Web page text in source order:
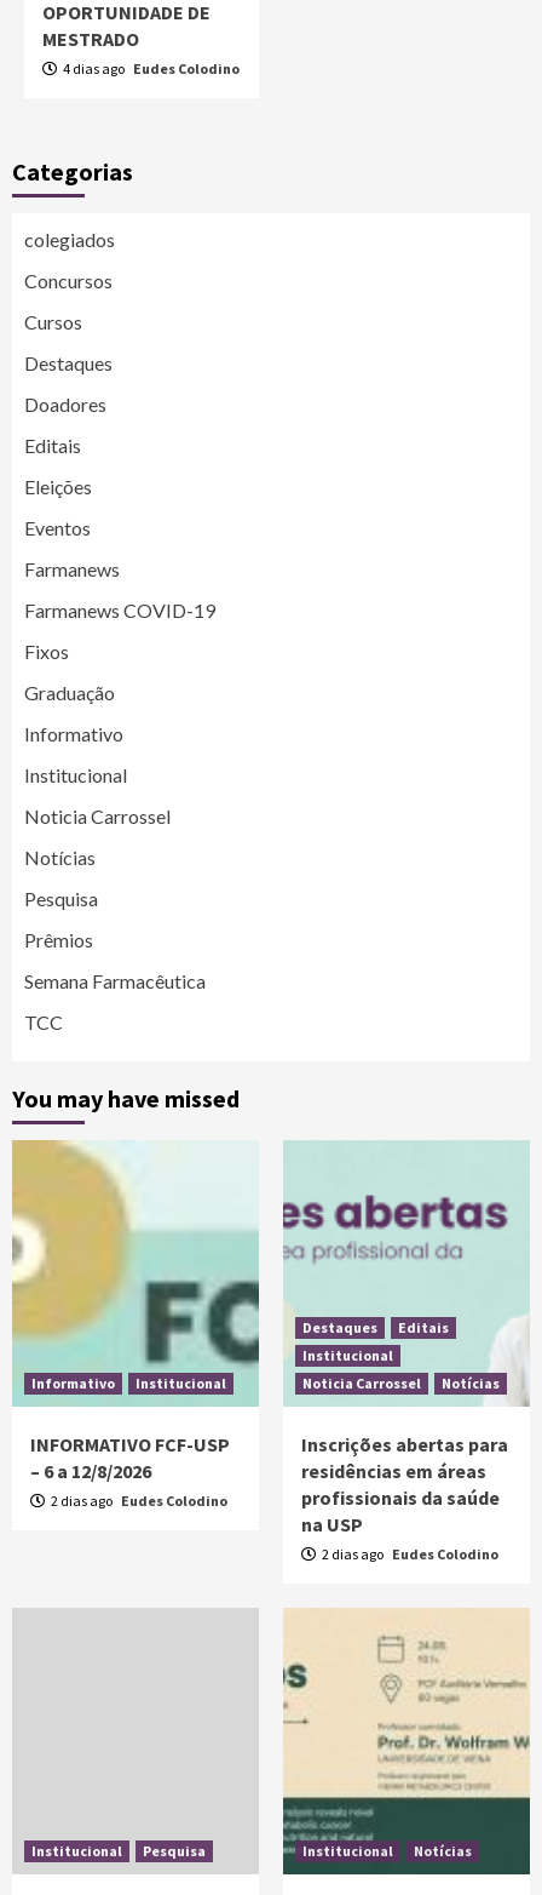
OPORTUNIDADE DE
MESTRADO
4 dias ago Eudes Colodino
Categorias
colegiados
Concursos
Cursos
Destaques
Doadores
Editais
Eleições
Eventos
Farmanews
Farmanews COVID-19
Fixos
Graduação
Informativo
Institucional
Noticia Carrossel
Notícias
Pesquisa
Prêmios
Semana Farmacêutica
TCC
You may have missed
Informativo Institucional
INFORMATIVO FCF-USP
– 6 a 12/8/2026
2 dias ago Eudes Colodino
Destaques
Editais
Institucional
Noticia Carrossel
Notícias
Inscrições abertas para
residências em áreas
profissionais da saúde
na USP
2 dias ago Eudes Colodino
Institucional Pesquisa Institucional Notícias